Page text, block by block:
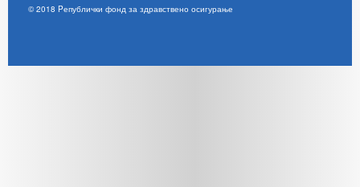
© 2018 Pепублички фонд за здравствено осигурање